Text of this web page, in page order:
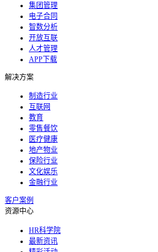
集团管理
电子合同
智数分析
开放互联
人才管理
APP下载
解决方案
制造行业
互联网
教育
零售餐饮
医疗健康
地产物业
保险行业
文化娱乐
金融行业
客户案例
资源中心
HR科学院
最新资讯